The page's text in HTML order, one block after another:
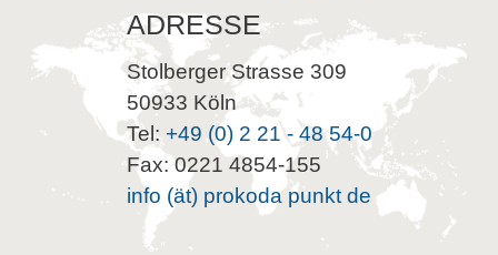
ADRESSE
Stolberger Strasse 309
50933 Köln
Tel: +49 (0) 2 21 - 48 54-0
Fax: 0221 4854-155
info (ät) prokoda punkt de